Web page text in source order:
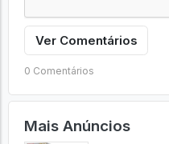
Ver Comentários
0 Comentários
Mais Anúncios